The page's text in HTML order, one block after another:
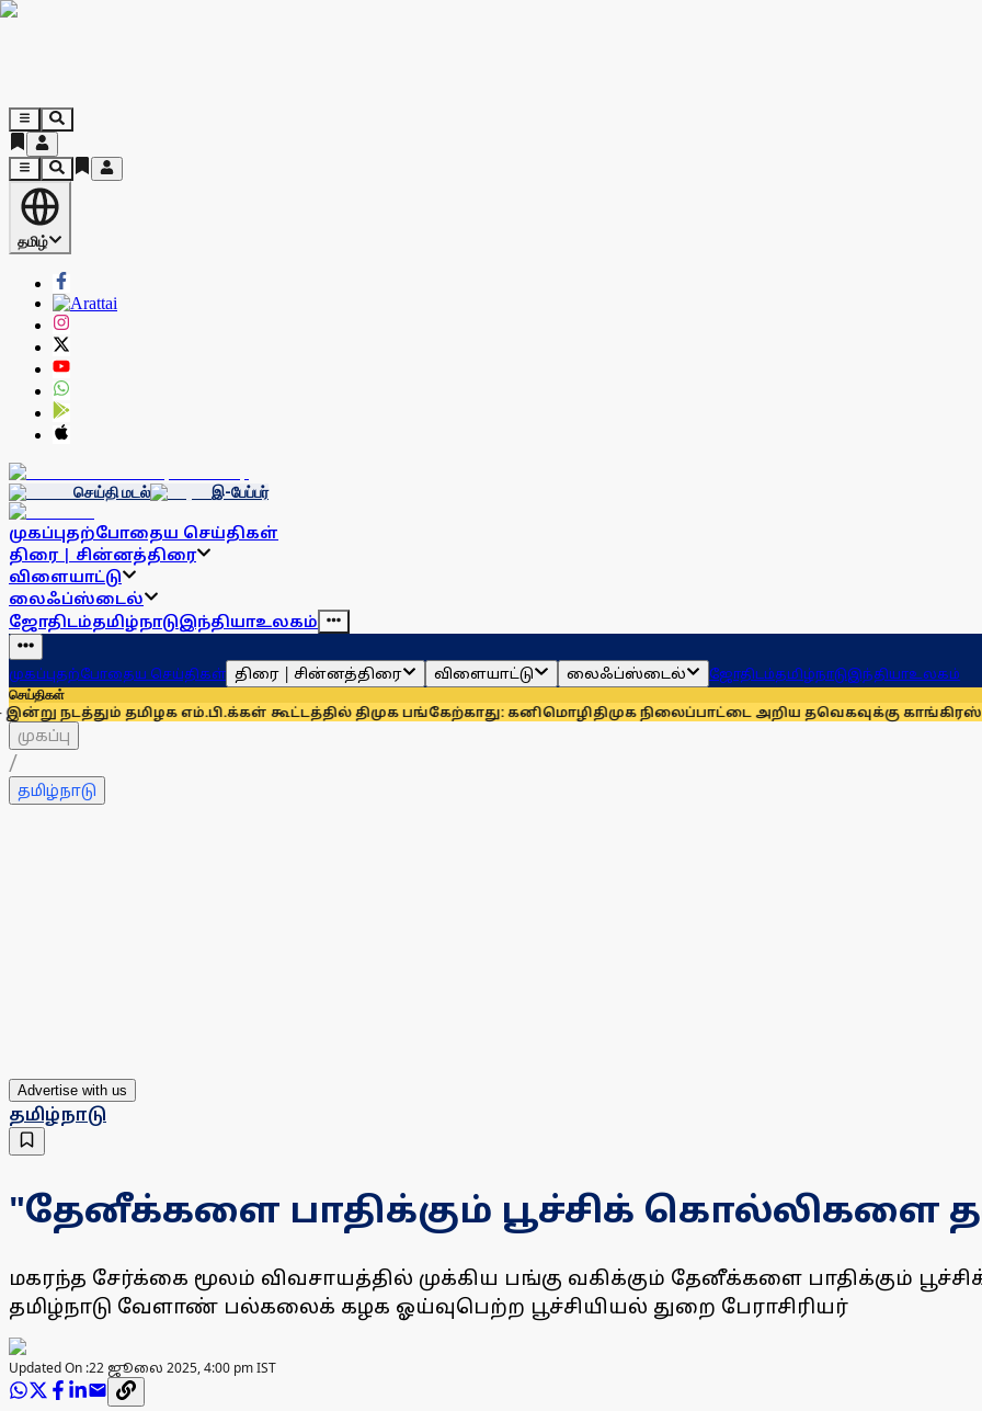
தமிழ்
செய்தி மடல் இ-பேப்பர்
முகப்புதற்போதைய செய்திகள்
திரை | சின்னத்திரை
விளையாட்டு
லைஃப்ஸ்டைல்
ஜோதிடம்தமிழ்நாடுஇந்தியாஉலகம்
முகப்புதற்போதைய செய்திகள் திரை | சின்னத்திரை விளையாட்டு லைஃப்ஸ்டைல் ஜோதிடம்தமிழ்நாடுஇந்தியாஉலகம்
செய்திகள்
தமிழக எம்.பி.க்கள் கூட்டத்தில் திமுக பங்கேற்காது: கனிமொழிதிமுக நிலைப்பாட்டை அறிய தவெகவுக்கு காங்கிரஸ் அழுத்தம்:
முகப்பு
/
தமிழ்நாடு
Advertise with us
தமிழ்நாடு
"தேனீக்களை பாதிக்கும் பூச்சிக்
மகரந்த சேர்க்கை மூலம் விவசாயத்தில் முக்கிய பங்கு வகிக்கும் தேனீக்களை பாதிக்கும்
தமிழ்நாடு வேளாண் பல்கலைக் கழக ஓய்வுபெற்ற பூச்சியியல் துறை பேராசிரியர்
Updated On :22 ஜூலை 2025, 4:00 pm IST